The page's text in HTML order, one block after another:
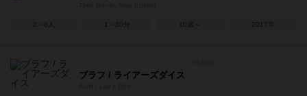
2～8人 1～30分 10歳～ 2017年
ブラフ / ライアーズダイス